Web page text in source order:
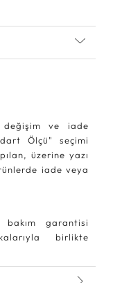
değişim ve iade
Ölçü" seçimi
üzerine yazı
iade veya
bakım garantisi
birlikte